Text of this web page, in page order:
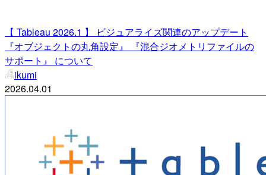
【 Tableau 2026.1 】 ビジュアライズ関連のアップデート
『オブジェクトの丸角設定』 『混合ジオメトリファイルの
サポート』 について
ikumi
2026.04.01